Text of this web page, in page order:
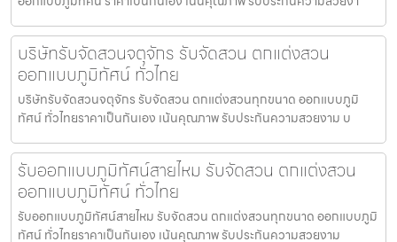
บริษัทรับจัดสวนจตุจักร รับจัดสวน ตกแต่งสวน
ออกแบบภูมิทัศน์ ทั่วไทย
บริษัทรับจัดสวนจตุจักร รับจัดสวน ตกแต่งสวนทุกขนาด ออกแบบภูมิ
ทัศน์ ทั่วไทยราคาเป็นกันเอง เน้นคุณภาพ รับประกันความสวยงาม บ
รับออกแบบภูมิทัศน์สายไหม รับจัดสวน ตกแต่งสวน
ออกแบบภูมิทัศน์ ทั่วไทย
รับออกแบบภูมิทัศน์สายไหม รับจัดสวน ตกแต่งสวนทุกขนาด ออกแบบภูมิ
ทัศน์ ทั่วไทยราคาเป็นกันเอง เน้นคุณภาพ รับประกันความสวยงาม